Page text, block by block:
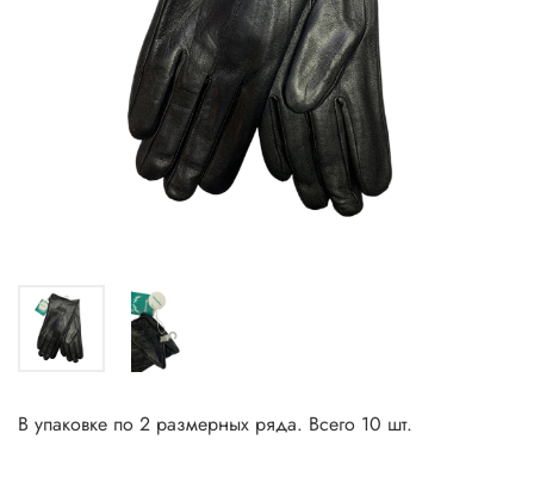
В упаковке по 2 размерных ряда. Всего 10 шт.